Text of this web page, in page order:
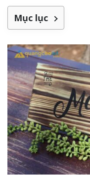
Mục lục